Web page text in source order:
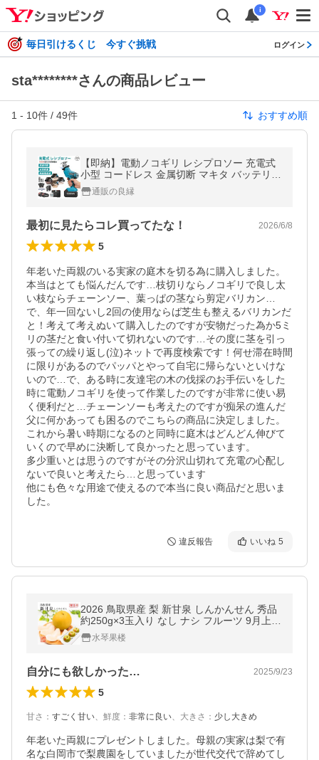
i
毎日引けるくじ 今すぐ挑戦 ログイン
sta********さんの商品レビュー
1 - 10件 / 49件 おすすめ順
【即納】電動ノコギリ レシプロソー 充電式
小型 コードレス 金属切断 マキタ バッテリー
対応 女性 剪定 替刃 強力 高速切断 軽量 家庭
用 チェーンソー 電動工具
通販の良縁
最初に見たらコレ買ってたな！ 2026/6/8
5
年老いた両親のいる実家の庭木を切る為に購入しました。
本当はとても悩んだんです…枝切りならノコギリで良し太
い枝ならチェーンソー、葉っぱの茎なら剪定バリカン…
で、年一回ないし2回の使用ならば芝生も整えるバリカンだ
と！考えて考えぬいて購入したのですが安物だった為か5ミ
リの茎だと食い付いて切れないのです…その度に茎を引っ
張っての繰り返し(泣)ネットで再度検索です！何せ滞在時間
に限りがあるのでパッパとやって自宅に帰らないといけな
いので…で、ある時に友達宅の木の伐採のお手伝いをした
時に電動ノコギリを使って作業したのですが非常に使い易
く便利だと…チェーンソーも考えたのですが痴呆の進んだ
父に何かあっても困るのでこちらの商品に決定しました。
これから暑い時期になるのと同時に庭木はどんどん伸びて
いくので早めに決断して良かったと思っています。
多少重いとは思うのですがその分沢山切れて充電の心配し
ないで良いと考えたら…と思っています
他にも色々な用途で使えるので本当に良い商品だと思いま
した。
違反報告 いいね 5
2026 鳥取県産 梨 新甘泉 しんかんせん 秀品
約250g×3玉入り なし ナシ フルーツ 9月上旬
頃より順次発送
水琴果楼
自分にも欲しかった… 2025/9/23
5
甘さ ： すごく甘い、 鮮度 ： 非常に良い、 大きさ ： 少し大きめ
年老いた両親にプレゼントしました。母親の実家は梨で有
名な白岡市で梨農園をしていましたが世代交代で辞めてし